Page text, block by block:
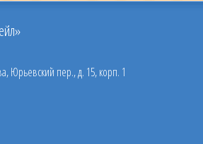
Юрьевский пер., д. 15, корп. 1